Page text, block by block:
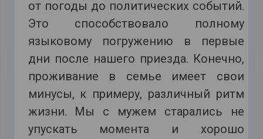
от погоды до политических событий.
Это способствовало полному
языковому погружению в первые
дни после нашего приезда. Конечно,
проживание в семье имеет свои
минусы, к примеру, различный ритм
жизни. Мы с мужем старались не
упускать момента и хорошо